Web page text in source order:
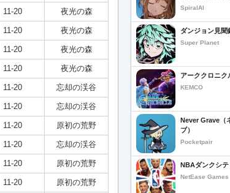
11-20 夜光の森
11-20 夜光の森
11-20 夜光の森
11-20 夜光の森
11-20 忘却の渓谷
11-20 忘却の渓谷
11-20 原初の荒野
11-20 忘却の渓谷
11-20 原初の荒野
11-20 原初の荒野
SpiralAI
ダンジョン見聞
Super Planet
アーククロニク
KEMCO
Never Grave（
ブ）
Pocketpair
NBAダンクシテ
NetEase Games